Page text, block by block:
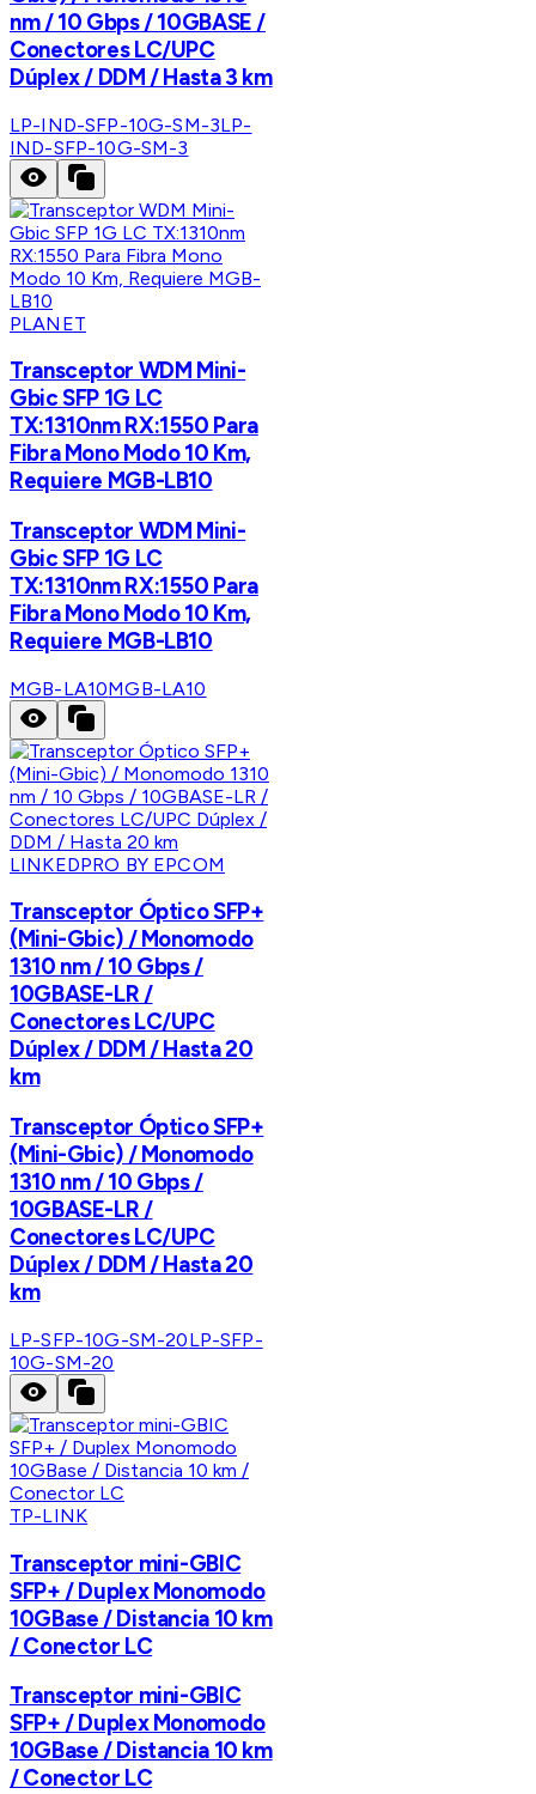
nm / 10 Gbps / 10GBASE /
Conectores LC/UPC
Dúplex / DDM / Hasta 3 km
LP-IND-SFP-10G-SM-3LP-
IND-SFP-10G-SM-3
PLANET
Transceptor WDM Mini-
Gbic SFP 1G LC
TX:1310nm RX:1550 Para
Fibra Mono Modo 10 Km,
Requiere MGB-LB10
Transceptor WDM Mini-
Gbic SFP 1G LC
TX:1310nm RX:1550 Para
Fibra Mono Modo 10 Km,
Requiere MGB-LB10
MGB-LA10MGB-LA10
LINKEDPRO BY EPCOM
Transceptor Óptico SFP+
(Mini-Gbic) / Monomodo
1310 nm / 10 Gbps /
10GBASE-LR /
Conectores LC/UPC
Dúplex / DDM / Hasta 20
km
Transceptor Óptico SFP+
(Mini-Gbic) / Monomodo
1310 nm / 10 Gbps /
10GBASE-LR /
Conectores LC/UPC
Dúplex / DDM / Hasta 20
km
LP-SFP-10G-SM-20LP-SFP-
10G-SM-20
TP-LINK
Transceptor mini-GBIC
SFP+ / Duplex Monomodo
10GBase / Distancia 10 km
/ Conector LC
Transceptor mini-GBIC
SFP+ / Duplex Monomodo
10GBase / Distancia 10 km
/ Conector LC